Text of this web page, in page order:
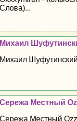
Слова)...
Михаил
Михаил
Сережа Местный
Сережа Местный